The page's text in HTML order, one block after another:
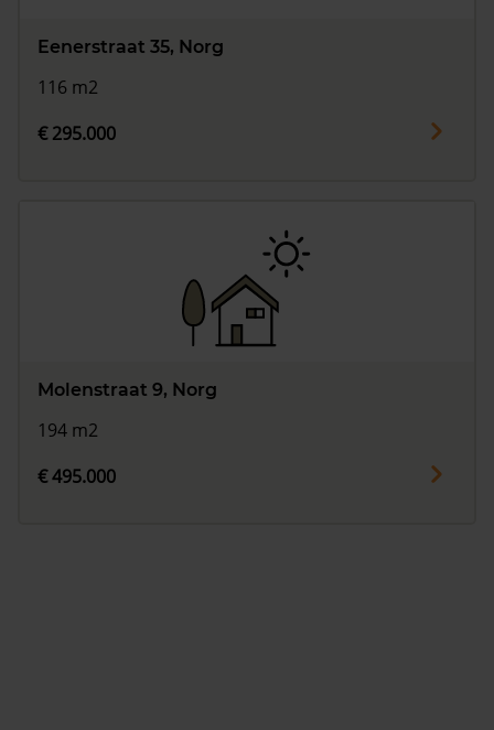
Eenerstraat 35, Norg
116 m2
€ 295.000
Molenstraat 9, Norg
194 m2
€ 495.000